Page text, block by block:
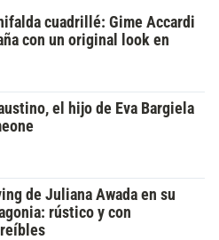
cuadrillé: Gime Accardi
con un original look en
el hijo de Eva Bargiela
de Juliana Awada en su
rústico y con